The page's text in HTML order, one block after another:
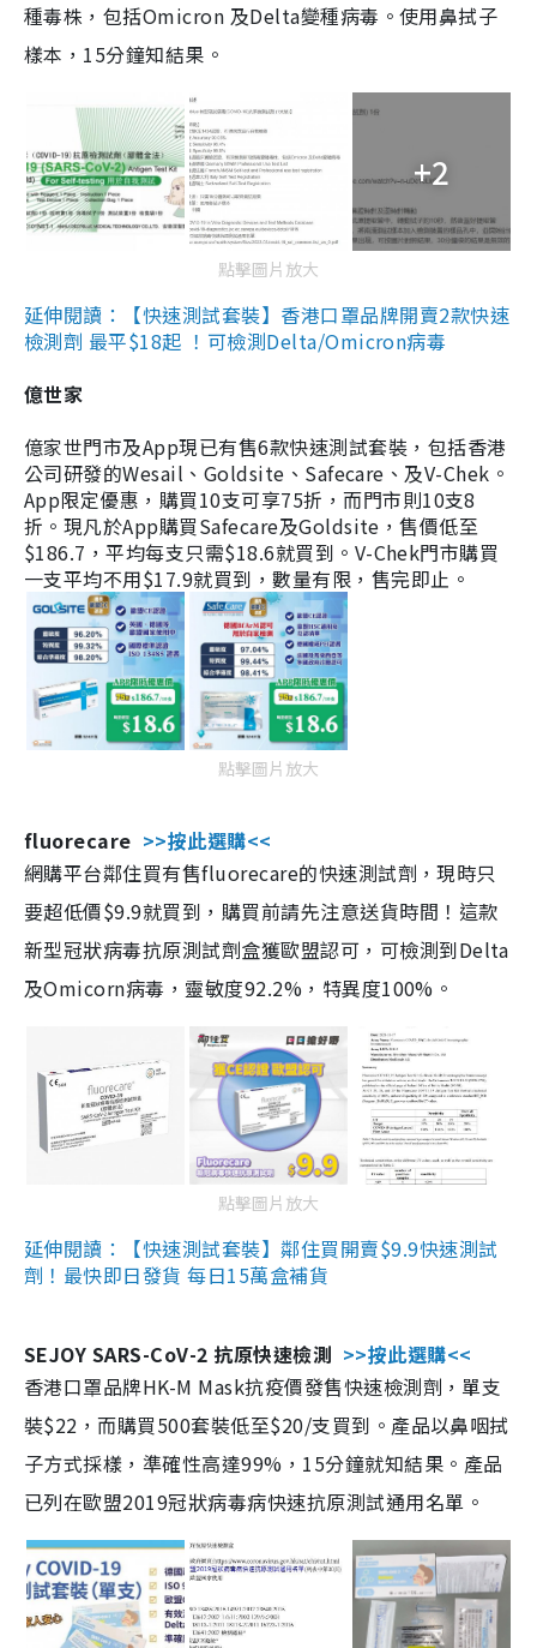
種毒株，包括Omicron 及Delta變種病毒。使用鼻拭子
樣本，15分鐘知結果。
+2
點擊圖片放大
延伸閱讀：【快速測試套裝】香港口罩品牌開賣2款快速
檢測劑 最平$18起 ！可檢測Delta/Omicron病毒
億世家
億家世門市及App現已有售6款快速測試套裝，包括香港
公司研發的Wesail、Goldsite、Safecare、及V-Chek。
App限定優惠，購買10支可享75折，而門市則10支8
折。現凡於App購買Safecare及Goldsite，售價低至
$186.7，平均每支只需$18.6就買到。V-Chek門市購買
一支平均不用$17.9就買到，數量有限，售完即止。
點擊圖片放大
fluorecare >>按此選購<<
網購平台鄰住買有售fluorecare的快速測試劑，現時只
要超低價$9.9就買到，購買前請先注意送貨時間！這款
新型冠狀病毒抗原測試劑盒獲歐盟認可，可檢測到Delta
及Omicorn病毒，靈敏度92.2%，特異度100%。
點擊圖片放大
延伸閱讀：【快速測試套裝】鄰住買開賣$9.9快速測試
劑！最快即日發貨 每日15萬盒補貨
SEJOY SARS-CoV-2 抗原快速檢測 >>按此選購<<
香港口罩品牌HK-M Mask抗疫價發售快速檢測劑，單支
裝$22，而購買500套裝低至$20/支買到。產品以鼻咽拭
子方式採樣，準確性高達99%，15分鐘就知結果。產品
已列在歐盟2019冠狀病毒病快速抗原測試通用名單。